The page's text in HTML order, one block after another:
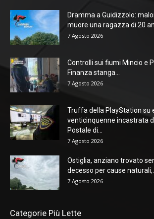
Dramma a Guidizzolo:
muore una ragazza di 20
7 Agosto 2026
Controlli sui fiumi Mincio e
Finanza stanga...
7 Agosto 2026
Truffa della PlayStation su
venticinquenne incastrata
Postale di...
7 Agosto 2026
Ostiglia, anziano trovato
decesso per cause naturali,...
7 Agosto 2026
Categorie Più Lette